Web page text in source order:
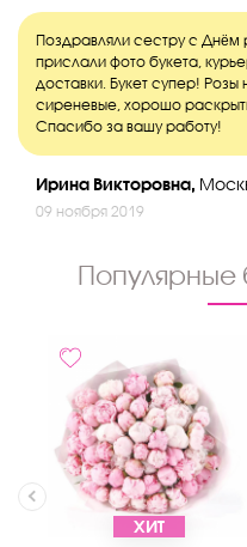
Поздравляли сестру с
прислали фото букета,
доставки. Букет супер!
сиреневые, хорошо
Спасибо за вашу работу!
Ирина Викторовна,
09 ноября 2019
Популярные
ХИТ